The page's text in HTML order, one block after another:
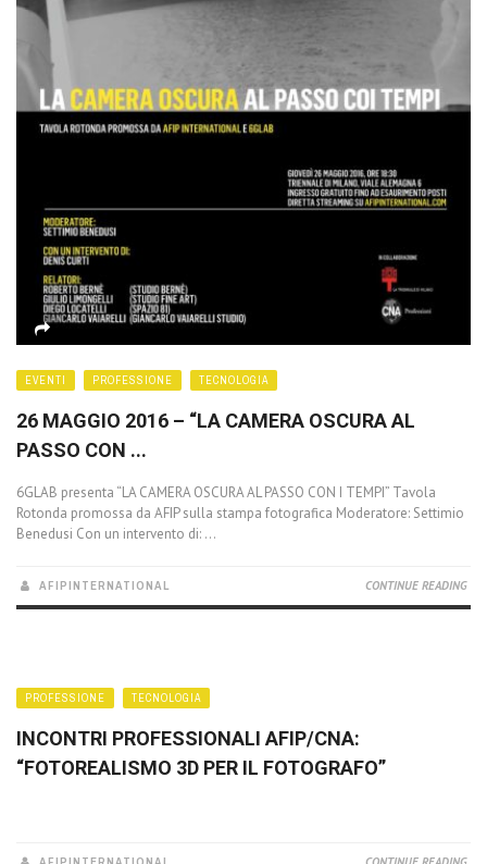
EVENTI PROFESSIONE TECNOLOGIA
26 MAGGIO 2016 – “LA CAMERA OSCURA AL
PASSO CON ...
6GLAB presenta “LA CAMERA OSCURA AL PASSO CON I TEMPI” Tavola
Rotonda promossa da AFIP sulla stampa fotografica Moderatore: Settimio
Benedusi Con un intervento di: ...
AFIPINTERNATIONAL CONTINUE READING
PROFESSIONE TECNOLOGIA
INCONTRI PROFESSIONALI AFIP/CNA:
“FOTOREALISMO 3D PER IL FOTOGRAFO”